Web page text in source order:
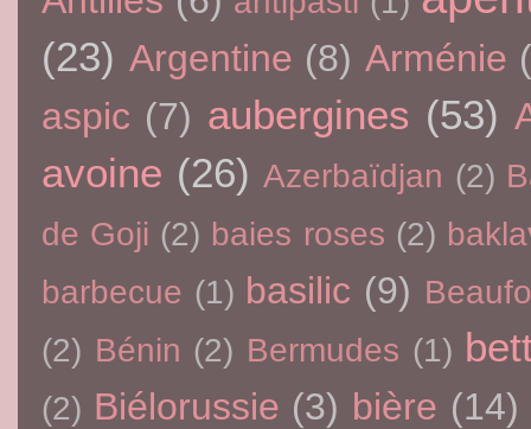
(23) Argentine (8) Arménie
aspic (7) aubergines (53)
avoine (26) Azerbaïdjan (2)
de Goji (2) baies roses (2)
barbecue (1) basilic (9)
(2) Bénin (2) Bermudes (1)
(2) Biélorussie (3) bière (14)